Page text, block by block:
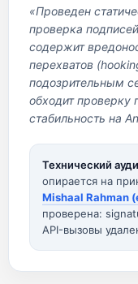
«Проведен
проверка
содержит
перехватов
подозрительным
обходит проверку
стабильность на
Технический
опирается на
Mishaal Rahman
проверена:
API-вызовы